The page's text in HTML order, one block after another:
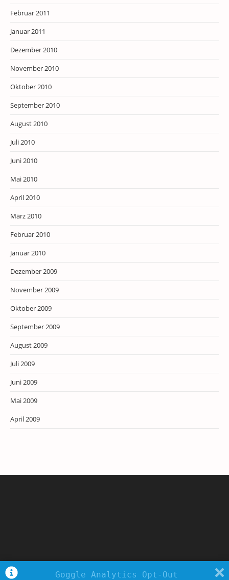
Februar 2011
Januar 2011
Dezember 2010
November 2010
Oktober 2010
September 2010
August 2010
Juli 2010
Juni 2010
Mai 2010
April 2010
März 2010
Februar 2010
Januar 2010
Dezember 2009
November 2009
Oktober 2009
September 2009
August 2009
Juli 2009
Juni 2009
Mai 2009
April 2009
Copyright - WordPress Theme by OceanWP
Goggle Analytics Opt-Out